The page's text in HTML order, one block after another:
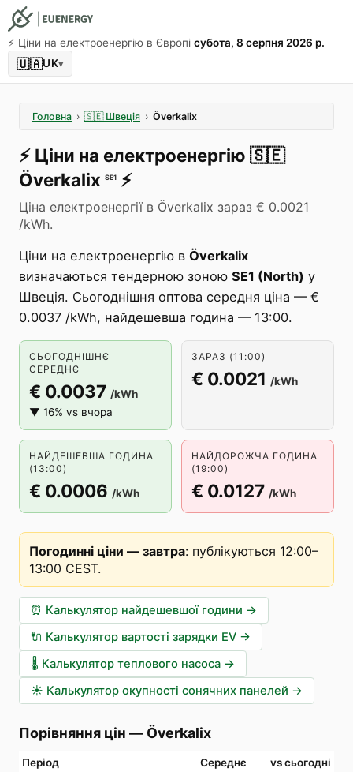
⚡️ Ціни на електроенергію в Європі субота, 8 серпня 2026 р.
🇺🇦UK▾
Головна › 🇸🇪 Швеція › Överkalix
⚡️ Ціни на електроенергію 🇸🇪
Överkalix SE1 ⚡️
Ціна електроенергії в Överkalix зараз € 0.0021
/kWh.
Ціни на електроенергію в Överkalix
визначаються тендерною зоною SE1 (North) у
Швеція. Сьогоднішня оптова середня ціна — €
0.0037 /kWh, найдешевша година — 13:00.
СЬОГОДНІШНЄ
СЕРЕДНЄ
€ 0.0037 /kWh
▼ 16% vs вчора
ЗАРАЗ (11:00)
€ 0.0021 /kWh
НАЙДЕШЕВША ГОДИНА
(13:00)
€ 0.0006 /kWh
НАЙДОРОЖЧА ГОДИНА
(19:00)
€ 0.0127 /kWh
Погодинні ціни — завтра: публікуються 12:00–
13:00 CEST.
⏰ Калькулятор найдешевшої години →
🔌 Калькулятор вартості зарядки EV →
🌡️ Калькулятор теплового насоса →
☀️ Калькулятор окупності сонячних панелей →
Порівняння цін — Överkalix
Період Середнє vs сьогодні